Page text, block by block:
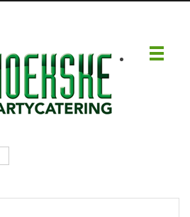
.